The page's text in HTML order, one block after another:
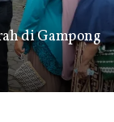
di Gampong